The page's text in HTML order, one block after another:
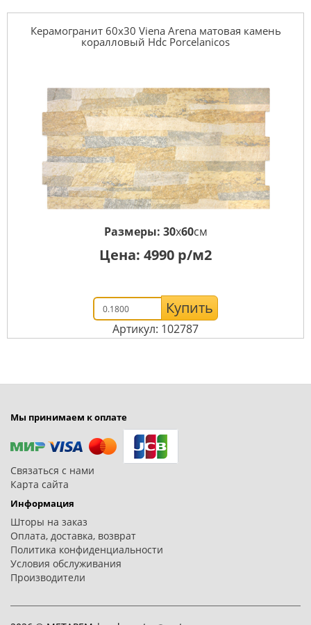
Керамогранит 60x30 Viena Arena матовая камень
коралловый Hdc Porcelanicos
Размеры: 30x60см
Цена: 4990 р/м2
Купить
Артикул: 102787
Мы принимаем к оплате
Связаться с нами
Карта сайта
Информация
Шторы на заказ
Оплата, доставка, возврат
Политика конфиденциальности
Условия обслуживания
Производители